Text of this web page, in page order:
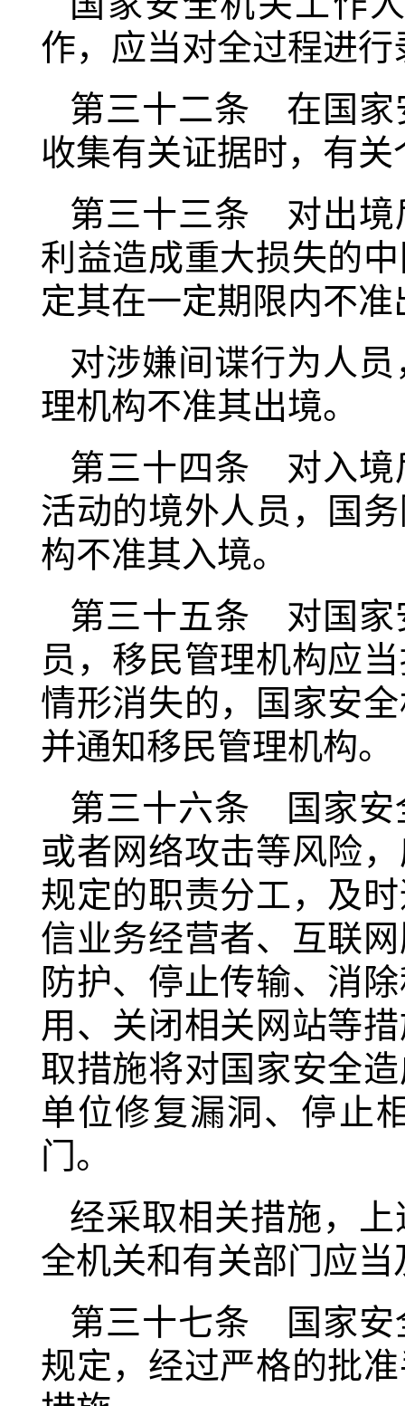
作，应当对全过程进
第三十二条 在国家
收集有关证据时，有
第三十三条 对出境
利益造成重大损失的
定其在一定期限内不
对涉嫌间谍行为人
理机构不准其出境。
第三十四条 对入境
活动的境外人员，国
构不准其入境。
第三十五条 对国家
员，移民管理机构应
情形消失的，国家安
并通知移民管理机构。
第三十六条 国家安
或者网络攻击等风险
规定的职责分工，及
信业务经营者、互联
防护、停止传输、消
用、关闭相关网站等
取措施将对国家安全
单位修复漏洞、停止
门。
经采取相关措施，
全机关和有关部门应
第三十七条 国家安
规定，经过严格的批